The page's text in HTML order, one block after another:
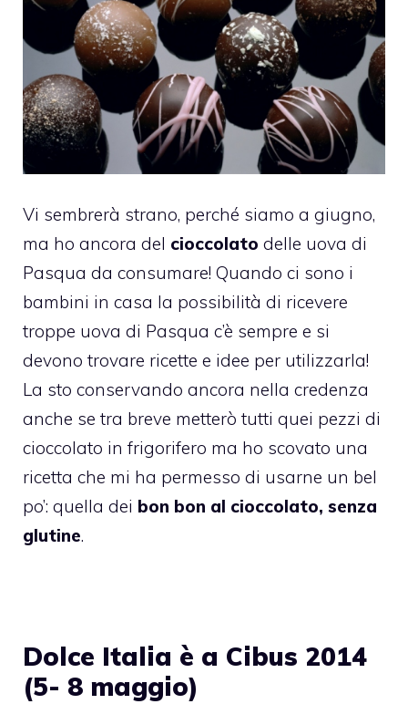
Vi sembrerà strano, perché siamo a giugno,
ma ho ancora del cioccolato delle uova di
Pasqua da consumare! Quando ci sono i
bambini in casa la possibilità di ricevere
troppe uova di Pasqua c’è sempre e si
devono trovare ricette e idee per utilizzarla!
La sto conservando ancora nella credenza
anche se tra breve metterò tutti quei pezzi di
cioccolato in frigorifero ma ho scovato una
ricetta che mi ha permesso di usarne un bel
po’: quella dei bon bon al cioccolato, senza
glutine.
Dolce Italia è a Cibus 2014
(5- 8 maggio)